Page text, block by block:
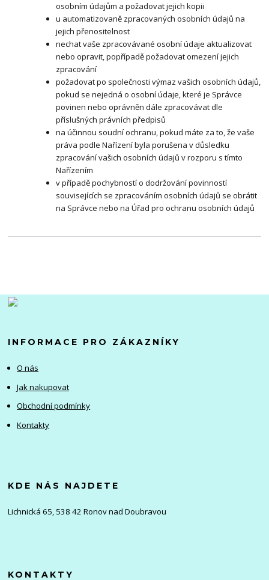
osobním údajům a požadovat jejich kopii
u automatizovaně zpracovaných osobních údajů na
jejich přenositelnost
nechat vaše zpracovávané osobní údaje aktualizovat
nebo opravit, popřípadě požadovat omezení jejich
zpracování
požadovat po společnosti výmaz vašich osobních údajů,
pokud se nejedná o osobní údaje, které je Správce
povinen nebo oprávněn dále zpracovávat dle
příslušných právních předpisů
na účinnou soudní ochranu, pokud máte za to, že vaše
práva podle Nařízení byla porušena v důsledku
zpracování vašich osobních údajů v rozporu s tímto
Nařízením
v případě pochybností o dodržování povinností
souvisejících se zpracováním osobních údajů se obrátit
na Správce nebo na Úřad pro ochranu osobních údajů
INFORMACE PRO ZÁKAZNÍKY
O nás
Jak nakupovat
Obchodní podmínky
Kontakty
KDE NÁS NAJDETE
Lichnická 65, 538 42 Ronov nad Doubravou
KONTAKTY